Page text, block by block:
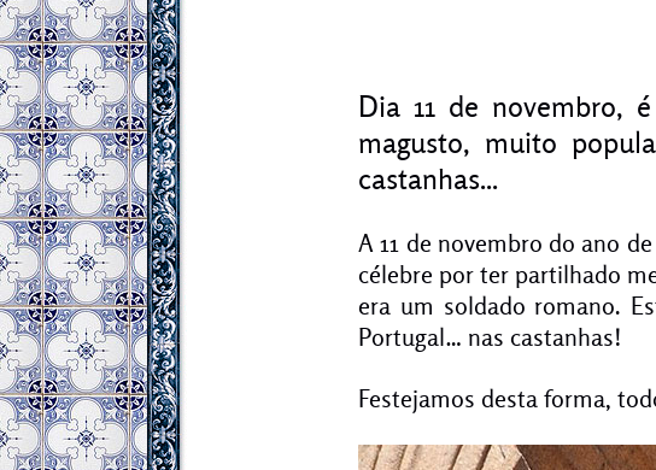
Dia 11 de novembro,
magusto, muito
castanhas...
A 11 de novembro do ano de
célebre por ter partilhado
era um soldado romano.
Portugal… nas castanhas!
Festejamos desta forma,